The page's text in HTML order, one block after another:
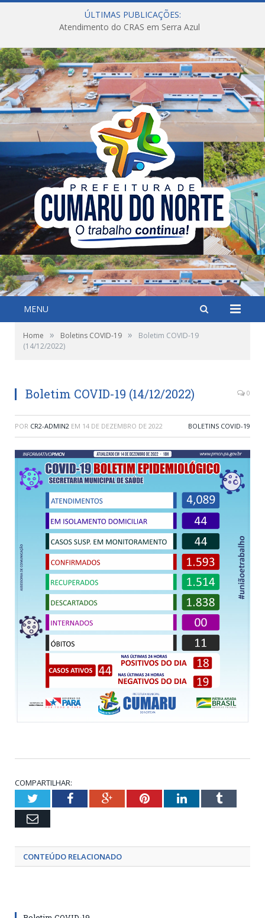
ÚLTIMAS PUBLICAÇÕES:
Atendimento do CRAS em Serra Azul
MENU
Home » Boletins COVID-19 »
Boletim COVID-19
(14/12/2022)
Boletim COVID-19 (14/12/2022) 0
POR CR2-ADMIN2 EM 14 DE DEZEMBRO DE 2022 BOLETINS COVID-19
COMPARTILHAR:
TwitterFacebookGoogle+PinterestLinkedInTumblr
Email
CONTEÚDO RELACIONADO